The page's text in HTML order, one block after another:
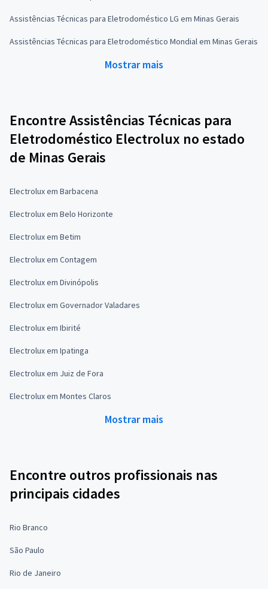
Assistências Técnicas para Eletrodoméstico LG em Minas Gerais
Assistências Técnicas para Eletrodoméstico Mondial em Minas Gerais
Mostrar mais
Encontre Assistências Técnicas para
Eletrodoméstico Electrolux no estado
de Minas Gerais
Electrolux em Barbacena
Electrolux em Belo Horizonte
Electrolux em Betim
Electrolux em Contagem
Electrolux em Divinópolis
Electrolux em Governador Valadares
Electrolux em Ibirité
Electrolux em Ipatinga
Electrolux em Juiz de Fora
Electrolux em Montes Claros
Mostrar mais
Encontre outros profissionais nas
principais cidades
Rio Branco
São Paulo
Rio de Janeiro